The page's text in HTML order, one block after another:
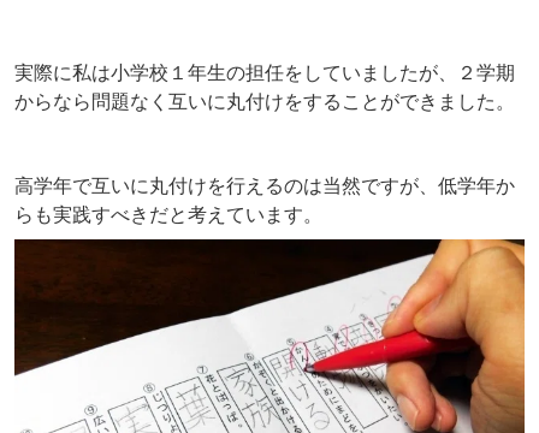
実際に私は小学校１年生の担任をしていましたが、２学期
からなら問題なく互いに丸付けをすることができました。
高学年で互いに丸付けを行えるのは当然ですが、低学年か
らも実践すべきだと考えています。